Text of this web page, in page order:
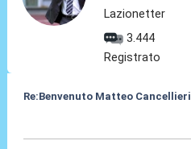
Lazionetter
3.444
Registrato
Re:Benvenuto Matteo Cancellieri